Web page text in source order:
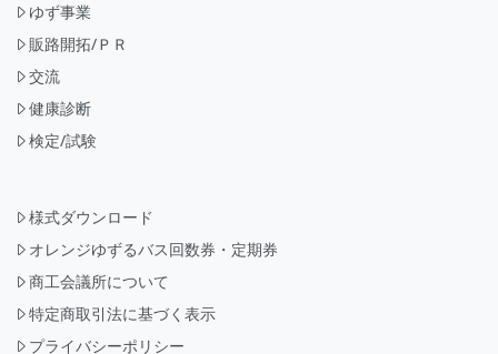
ゆず事業
販路開拓/ＰＲ
交流
健康診断
検定/試験
様式ダウンロード
オレンジゆずるバス回数券・定期券
商工会議所について
特定商取引法に基づく表示
プライバシーポリシー